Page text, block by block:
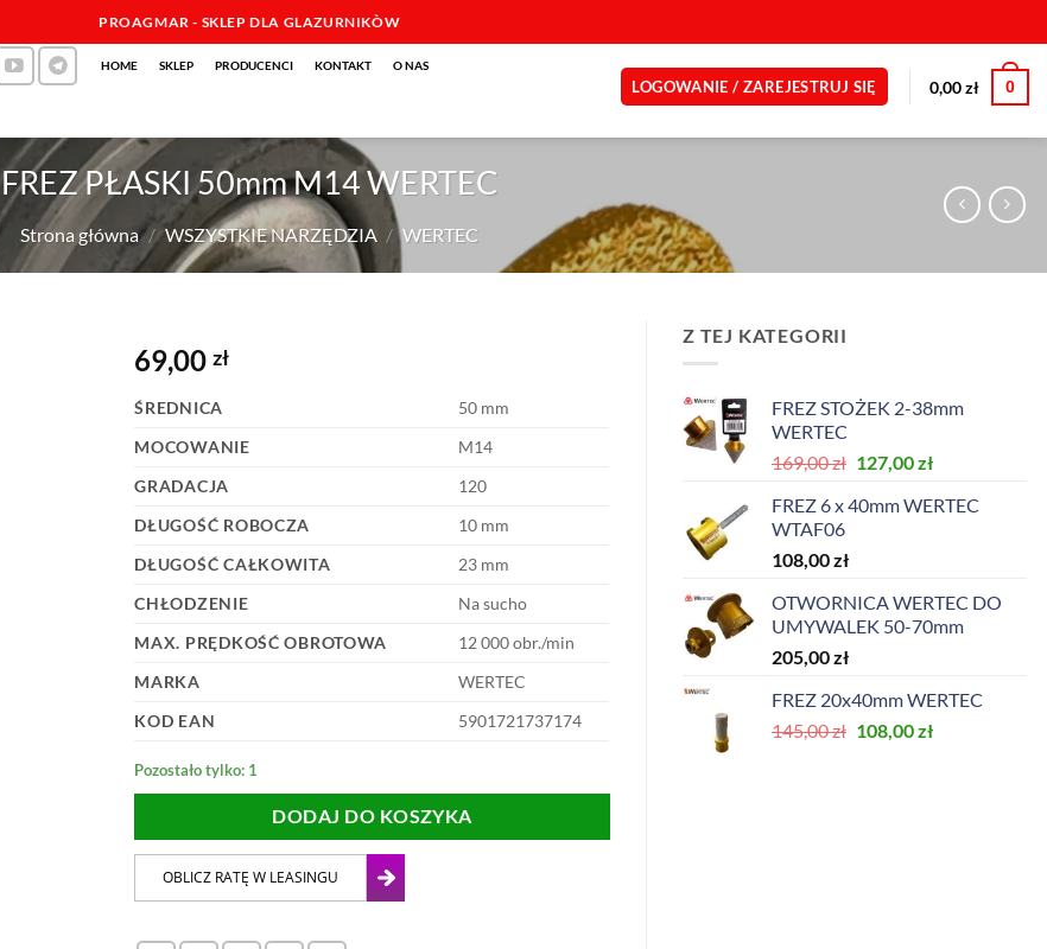
PROAGMAR - SKLEP DLA GLAZURNIKÒW
HOME SKLEP PRODUCENCI KONTAKT O NAS
LOGOWANIE / ZAREJESTRUJ SIĘ 0,00zł 0
FREZ PŁASKI 50mm M14 WERTEC
Strona główna / WSZYSTKIE NARZĘDZIA / WERTEC
69,00zł
ŚREDNICA
50 mm
MOCOWANIE
M14
GRADACJA
120
DŁUGOŚĆ ROBOCZA
10 mm
DŁUGOŚĆ CAŁKOWITA
23 mm
CHŁODZENIE
Na sucho
MAX. PRĘDKOŚĆ OBROTOWA
12 000 obr./min
MARKA
WERTEC
KOD EAN
5901721737174
Pozostało tylko: 1
DODAJ DO KOSZYKA
Z TEJ KATEGORII
FREZ STOŻEK 2-38mm
WERTEC
169,00zł Pierwotna
wynosiła:
127,00złAktualna
wynosi:
FREZ 6 x 40mm WERTEC
WTAF06
108,00zł
OTWORNICA WERTEC DO
UMYWALEK 50-70mm
205,00zł
FREZ 20x40mm WERTEC
145,00zł Pierwotna
108,00złAktualna